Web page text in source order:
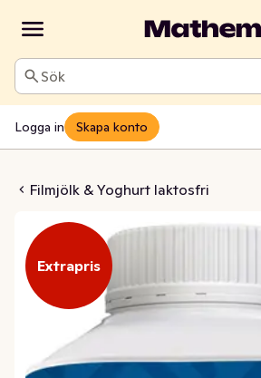
Sök
Logga in Skapa konto
Filmjölk & Yoghurt laktosfri
Laktosfri 6% Naturell
Extrapris